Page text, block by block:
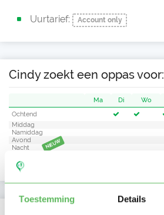
Toestemming Details
Uurtarief: Account only
Cindy zoekt een oppas voor:
Ma Di Wo
Ochtend
Middag
Namiddag
Avond
Nacht
NIEUW